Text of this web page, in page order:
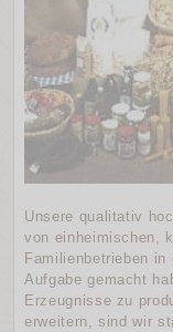
Unsere qualitativ
von einheimischen,
Familienbetrieben
Aufgabe gemacht
Erzeugnisse zu
erweitern, sind wir